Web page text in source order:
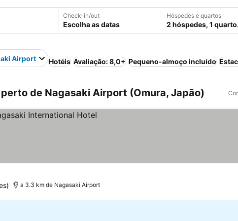
Check-in/out
Escolha as datas
Hóspedes e quartos
2 hóspedes, 1 quarto.
Airport Hotéis Avaliação: 8,0+ Pequeno-almoço incluído
de Nagasaki Airport (Omura, Japão)
a 3.3 km de Nagasaki Airport